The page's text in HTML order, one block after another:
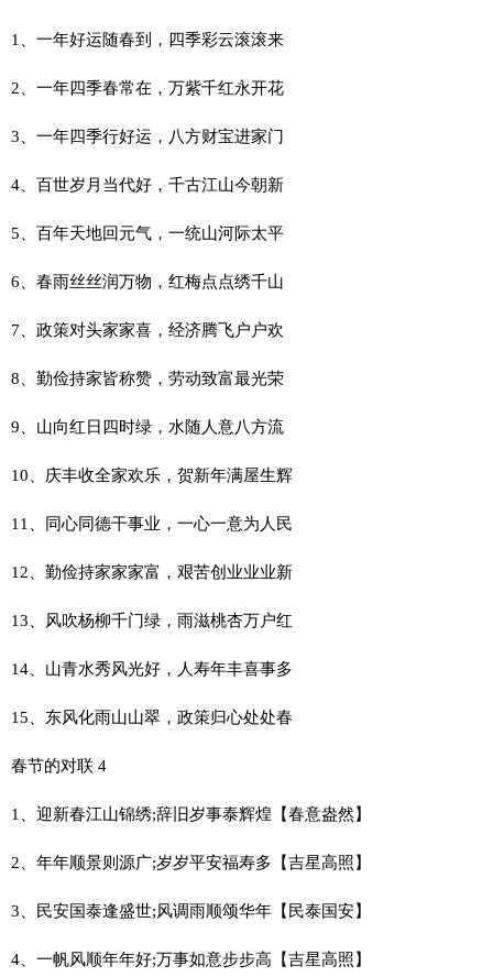
1、一年好运随春到，四季彩云滚滚来
2、一年四季春常在，万紫千红永开花
3、一年四季行好运，八方财宝进家门
4、百世岁月当代好，千古江山今朝新
5、百年天地回元气，一统山河际太平
6、春雨丝丝润万物，红梅点点绣千山
7、政策对头家家喜，经济腾飞户户欢
8、勤俭持家皆称赞，劳动致富最光荣
9、山向红日四时绿，水随人意八方流
10、庆丰收全家欢乐，贺新年满屋生辉
11、同心同德干事业，一心一意为人民
12、勤俭持家家家富，艰苦创业业业新
13、风吹杨柳千门绿，雨滋桃杏万户红
14、山青水秀风光好，人寿年丰喜事多
15、东风化雨山山翠，政策归心处处春
春节的对联 4
1、迎新春江山锦绣;辞旧岁事泰辉煌【春意盎然】
2、年年顺景则源广;岁岁平安福寿多【吉星高照】
3、民安国泰逢盛世;风调雨顺颂华年【民泰国安】
4、一帆风顺年年好;万事如意步步高【吉星高照】